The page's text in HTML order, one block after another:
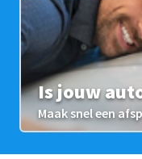
Is jouw
Maak snel een